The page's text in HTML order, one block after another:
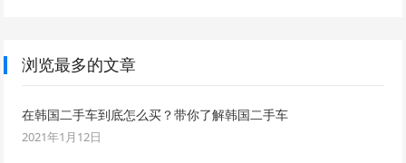
浏览最多的文章
在韩国二手车到底怎么买？带你了解韩国二手车
2021年1月12日